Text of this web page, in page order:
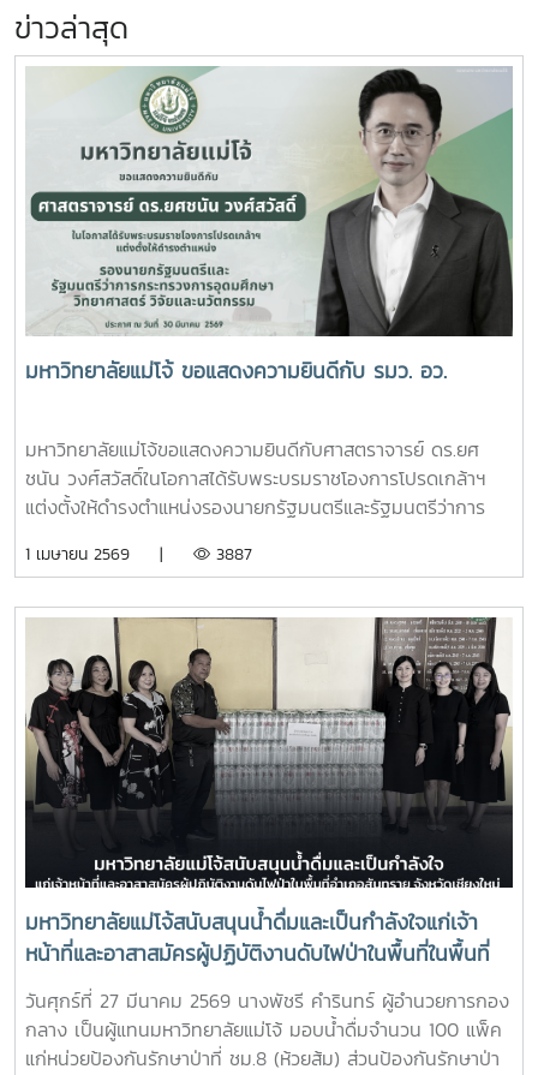
ข่าวล่าสุด
มหาวิทยาลัยแม่โจ้ ขอแสดงความยินดีกับ รมว. อว.
มหาวิทยาลัยแม่โจ้ขอแสดงความยินดีกับศาสตราจารย์ ดร.ยศ
ชนัน วงศ์สวัสดิ์ในโอกาสได้รับพระบรมราชโองการโปรดเกล้าฯ
แต่งตั้งให้ดำรงตำแหน่งรองนายกรัฐมนตรีและรัฐมนตรีว่าการ
ณ วันที่ 30 มีนาคม 2569
1 เมษายน 2569 | 3887
มหาวิทยาลัยแม่โจ้สนับสนุนน้ำดื่มและเป็นกำลังใจแก่เจ้า
หน้าที่และอาสาสมัครผู้ปฏิบัติงานดับไฟป่าในพื้นที่ในพื้นที่
อำเภอสันทราย จังหวัดเชียงใหม่
วันศุกร์ที่ 27 มีนาคม 2569 นางพัชรี คำรินทร์ ผู้อำนวยการกอง
กลาง เป็นผู้แทนมหาวิทยาลัยแม่โจ้ มอบน้ำดื่มจำนวน 100 แพ็ค
แก่หน่วยป้องกันรักษาป่าที่ ชม.8 (ห้วยส้ม) ส่วนป้องกันรักษาป่า